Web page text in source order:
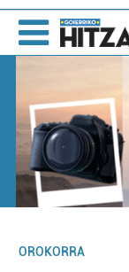
OROKORRA